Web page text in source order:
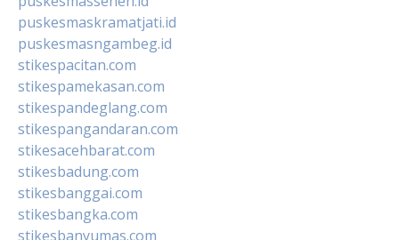
puskesmaskramatjati.id
puskesmasngambeg.id
stikespacitan.com
stikespamekasan.com
stikespandeglang.com
stikespangandaran.com
stikesacehbarat.com
stikesbadung.com
stikesbanggai.com
stikesbangka.com
stikesbanyumas.com